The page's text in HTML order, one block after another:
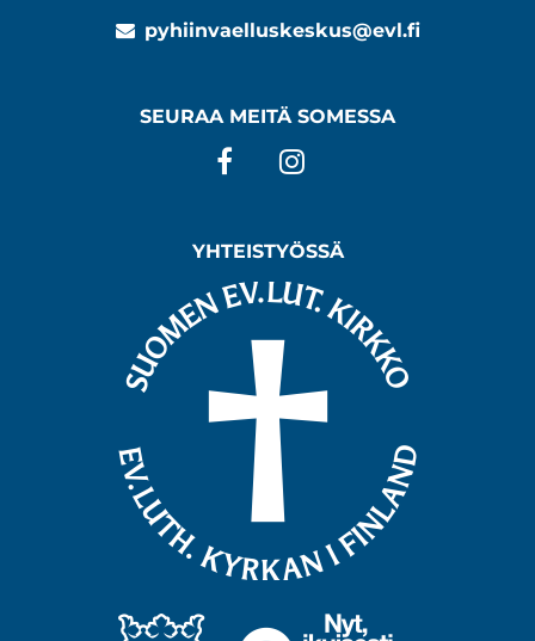
pyhiinvaelluskeskus@evl.fi
SEURAA MEITÄ SOMESSA
Facebook
YHTEISTYÖSSÄ